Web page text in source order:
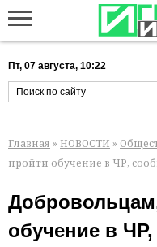
Пт, 07 августа, 10:22
Главная » НОВОСТИ »
пройти обучение в ЧР,
обучение в